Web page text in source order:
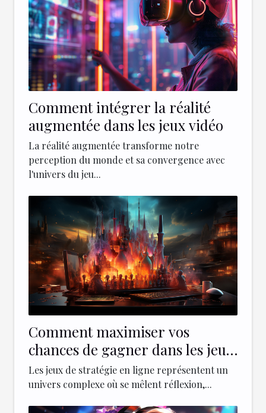
Comment intégrer la réalité
augmentée dans les jeux vidéo
La réalité augmentée transforme notre
perception du monde et sa convergence avec
l'univers du jeu...
Comment maximiser vos
chances de gagner dans les jeux
de stratégie en ligne en avril
2024
Les jeux de stratégie en ligne représentent un
univers complexe où se mêlent réflexion,...